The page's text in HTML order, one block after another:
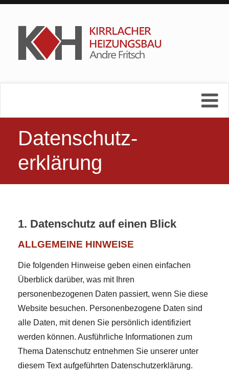
Datenschutz­
erklärung
1. Datenschutz auf einen Blick
ALLGEMEINE HINWEISE
Die folgenden Hinweise geben einen einfachen
Überblick darüber, was mit Ihren
personenbezogenen Daten passiert, wenn Sie diese
Website besuchen. Personenbezogene Daten sind
alle Daten, mit denen Sie persönlich identifiziert
werden können. Ausführliche Informationen zum
Thema Datenschutz entnehmen Sie unserer unter
diesem Text aufgeführten Datenschutzerklärung.